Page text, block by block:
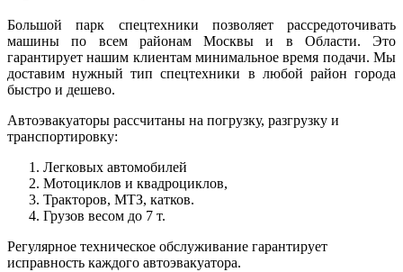
Большой парк спецтехники позволяет рассредоточивать
машины по всем районам Москвы и в Области. Это
гарантирует нашим клиентам минимальное время подачи. Мы
доставим нужный тип спецтехники в любой район города
быстро и дешево.
Автоэвакуаторы рассчитаны на погрузку, разгрузку и
транспортировку:
Легковых автомобилей
Мотоциклов и квадроциклов,
Тракторов, МТЗ, катков.
Грузов весом до 7 т.
Регулярное техническое обслуживание гарантирует
исправность каждого автоэвакуатора.